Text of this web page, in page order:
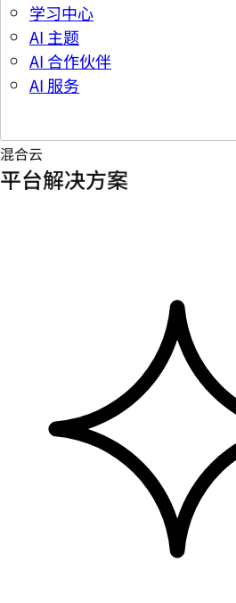
学习中心
AI 主题
AI 合作伙伴
AI 服务
混合云
平台解决方案